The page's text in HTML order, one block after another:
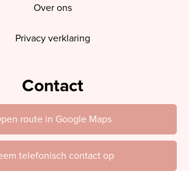
Over ons
Privacy verklaring
Contact
route in Google Maps
telefonisch contact op